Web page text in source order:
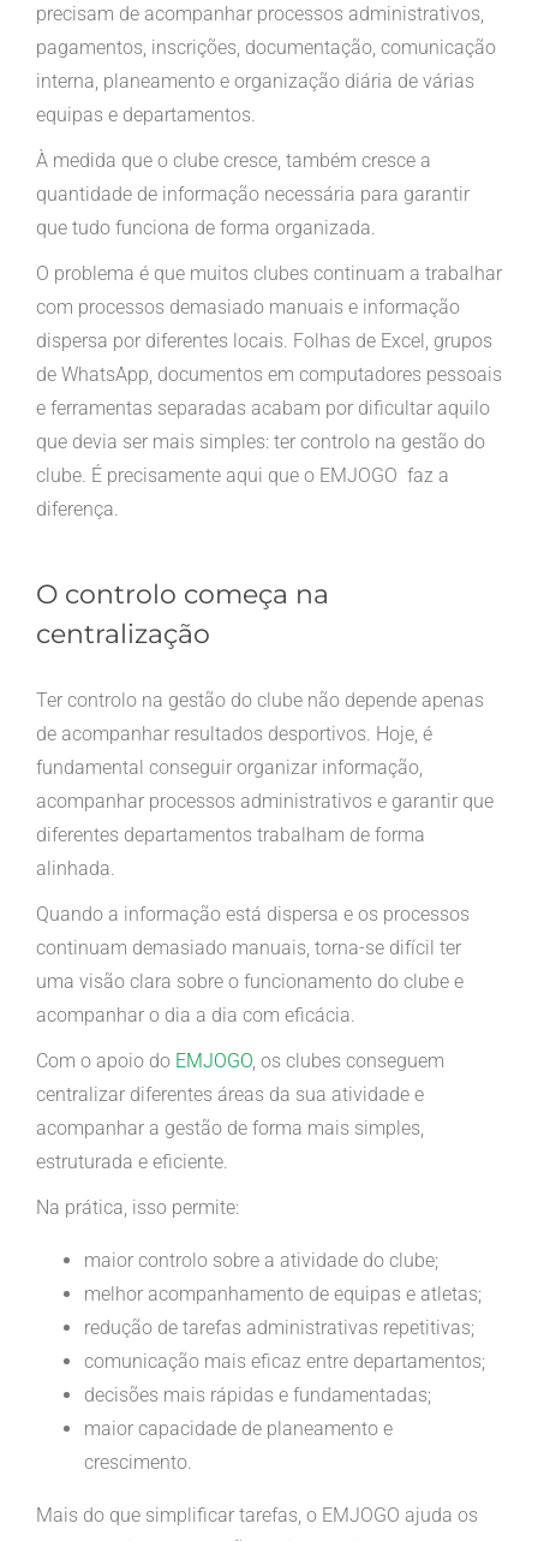
precisam de acompanhar processos administrativos,
pagamentos, inscrições, documentação, comunicação
interna, planeamento e organização diária de várias
equipas e departamentos.
À medida que o clube cresce, também cresce a
quantidade de informação necessária para garantir
que tudo funciona de forma organizada.
O problema é que muitos clubes continuam a trabalhar
com processos demasiado manuais e informação
dispersa por diferentes locais. Folhas de Excel, grupos
de WhatsApp, documentos em computadores pessoais
e ferramentas separadas acabam por dificultar aquilo
que devia ser mais simples: ter controlo na gestão do
clube. É precisamente aqui que o EMJOGO faz a
diferença.
O controlo começa na
centralização
Ter controlo na gestão do clube não depende apenas
de acompanhar resultados desportivos. Hoje, é
fundamental conseguir organizar informação,
acompanhar processos administrativos e garantir que
diferentes departamentos trabalham de forma
alinhada.
Quando a informação está dispersa e os processos
continuam demasiado manuais, torna-se difícil ter
uma visão clara sobre o funcionamento do clube e
acompanhar o dia a dia com eficácia.
Com o apoio doEMJOGO, os clubes conseguem
centralizar diferentes áreas da sua atividade e
acompanhar a gestão de forma mais simples,
estruturada e eficiente.
Na prática, isso permite:
maior controlo sobre a atividade do clube;
melhor acompanhamento de equipas e atletas;
redução de tarefas administrativas repetitivas;
comunicação mais eficaz entre departamentos;
decisões mais rápidas e fundamentadas;
maior capacidade de planeamento e
crescimento.
Mais do que simplificar tarefas, o EMJOGO ajuda os